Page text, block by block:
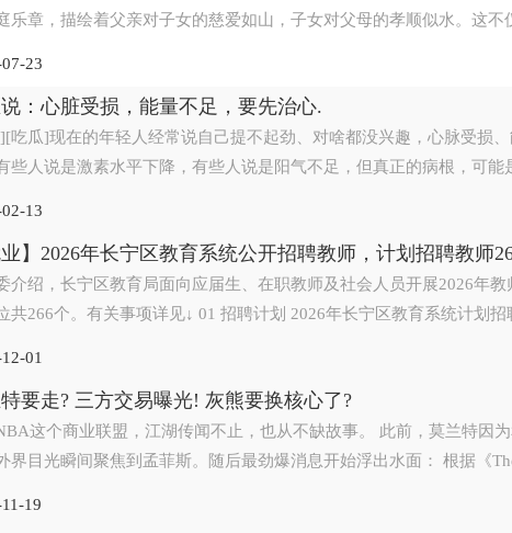
乐章，描绘着父亲对子女的慈爱如山，子女对父母的孝顺似水。这不
23
：心脏受损，能量不足，要先治心.
吃瓜]现在的年轻人经常说自己提不起劲、对啥都没兴趣，心脉受损
些人说是激素水平下降，有些人说是阳气不足，但真正的病根，可能
13
业】2026年长宁区教育系统公开招聘教师，计划招聘教师
介绍，长宁区教育局面向应届生、在职教师及社会人员开展2026年
共266个。有关事项详见↓ 01 招聘计划 2026年长宁区教育系统计划招
01
要走? 三方交易曝光! 灰熊要换核心了?
这个商业联盟，江湖传闻不止，也从不缺故事。 此前，莫兰特因
界目光瞬间聚焦到孟菲斯。随后最劲爆消息开始浮出水面： 根据《
19